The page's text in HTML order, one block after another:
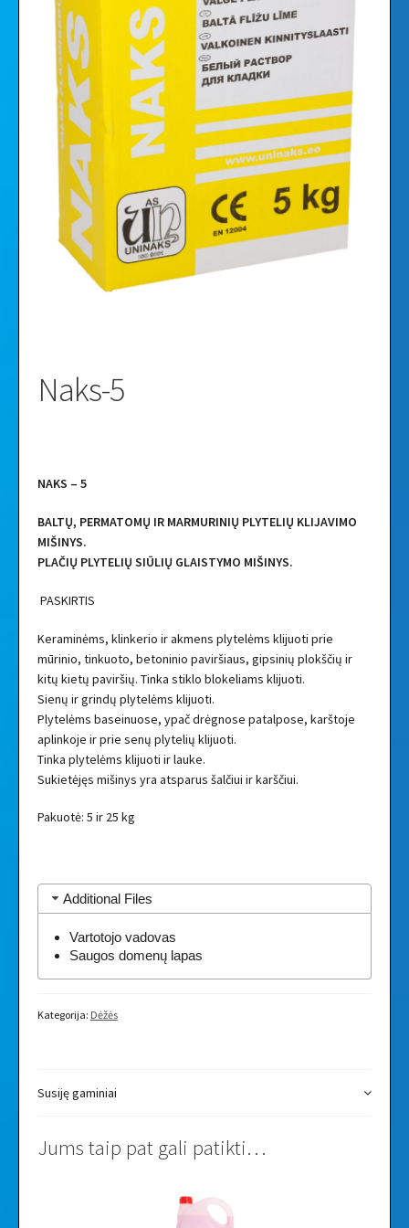
Vaizdo įrašai
Galerija
Naks-5
NAKS – 5
BALTŲ, PERMATOMŲ IR MARMURINIŲ PLYTELIŲ KLIJAVIMO
MIŠINYS.
PLAČIŲ PLYTELIŲ SIŪLIŲ GLAISTYMO MIŠINYS.
PASKIRTIS
Keraminėms, klinkerio ir akmens plytelėms klijuoti prie
mūrinio, tinkuoto, betoninio paviršiaus, gipsinių plokščių ir
kitų kietų paviršių. Tinka stiklo blokeliams klijuoti.
Sienų ir grindų plytelėms klijuoti.
Plytelėms baseinuose, ypač drėgnose patalpose, karštoje
aplinkoje ir prie senų plytelių klijuoti.
Tinka plytelėms klijuoti ir lauke.
Sukietėjęs mišinys yra atsparus šalčiui ir karščiui.
Pakuotė: 5 ir 25 kg
Additional Files
Vartotojo vadovas
Saugos domenų lapas
Kategorija: Dėžės
Susiję gaminiai
Jums taip pat gali patikti…